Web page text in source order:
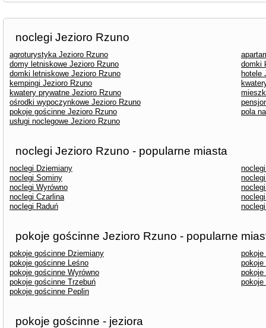
noclegi Jezioro Rzuno
agroturystyka Jezioro Rzuno
domy letniskowe Jezioro Rzuno
domki
domki letniskowe Jezioro Rzuno
hotele
kempingi Jezioro Rzuno
kwatery prywatne Jezioro Rzuno
ośrodki wypoczynkowe Jezioro Rzuno
pokoje gościnne Jezioro Rzuno
pola
usługi noclegowe Jezioro Rzuno
noclegi Jezioro Rzuno - popularne miasta
noclegi Dziemiany
noclegi Sominy
noclegi Wyrówno
noclegi Czarlina
noclegi Raduń
pokoje gościnne Jezioro Rzuno - popularne
pokoje gościnne Dziemiany
pokoje
pokoje gościnne Leśno
pokoje
pokoje gościnne Wyrówno
pokoje
pokoje gościnne Trzebuń
pokoje
pokoje gościnne Peplin
pokoje gościnne - jeziora